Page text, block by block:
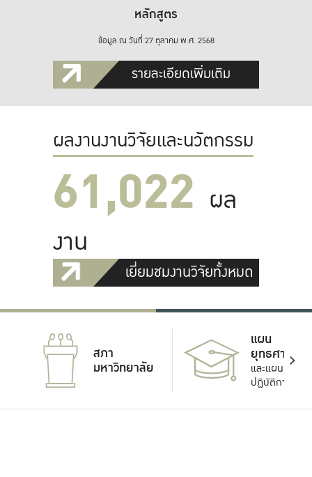
หลักสูตร
ข้อมูล ณ วันที่ 27 ตุลาคม พ.ศ. 2568
รายละเอียดเพิ่มเติม
ผลงานงานวิจัยและนวัตกรรม
61,022 ผล
งาน
เยี่ยมชมงานวิจัยทั้งหมด
สภา
มหาวิทยาลัย
แผน
ยุทธศาสตร์
และแผน
ปฏิบัติการ